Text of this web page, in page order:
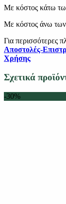
Με κόστος κάτω
Με κόστος άνω των
Για περισσότερες
Αποστολές-
Χρήσης
Σχετικά
-30%